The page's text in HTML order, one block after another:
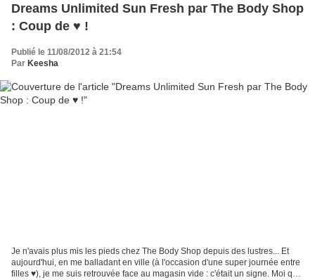
Dreams Unlimited Sun Fresh par The Body Shop
: Coup de ♥ !
Publié le 11/08/2012 à 21:54
Par Keesha
Je n'avais plus mis les pieds chez The Body Shop depuis des lustres... Et
aujourd'hui, en me balladant en ville (à l'occasion d'une super journée entre
filles ♥), je me suis retrouvée face au magasin vide : c'était un signe. Moi qui